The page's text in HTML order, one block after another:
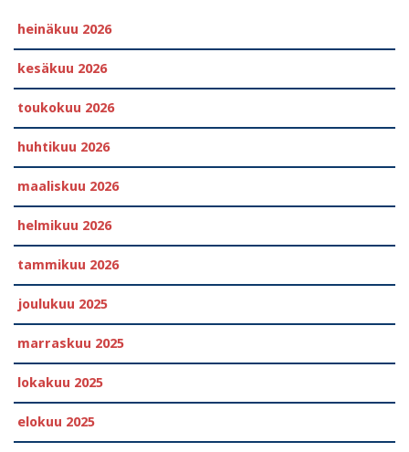
heinäkuu 2026
kesäkuu 2026
toukokuu 2026
huhtikuu 2026
maaliskuu 2026
helmikuu 2026
tammikuu 2026
joulukuu 2025
marraskuu 2025
lokakuu 2025
elokuu 2025